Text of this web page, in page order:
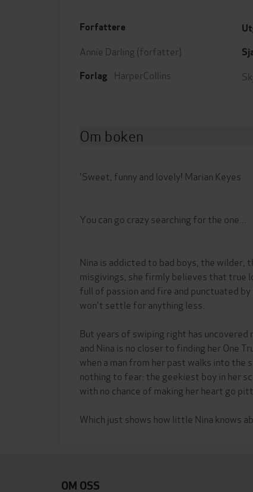
Forfattere
Annie Darling (forfatter)
Forlag HarperCollins
Om boken
'Sweet, funny and lovely! Marian Keyes
You can go crazy searching for the one...
Nina is addicted to bad boys, the
misgivings, she firmly believes that true
full of passion and fire and punctuated
won't settle for anything less.
But years of swiping right has uncovered
and Nina is no closer to finding her One
when a man from her past walks into the
nothing to fear: the geekiest boy in her
with no chance of making her heart go
OM OSS